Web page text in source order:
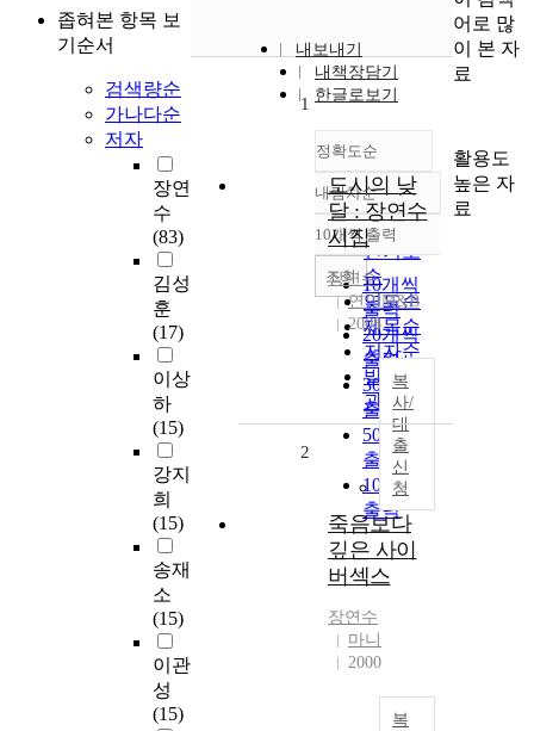
좁혀본 항목 보
기순서
검색량순
가나다순
저자
장연
수
(83)
김성
훈
(17)
이상
하
(15)
강지
희
(15)
송재
소
(15)
이관
성
(15)
내보내기
내책장담기
한글로보기
정확도순
정확도
순
인기도
순
연도순
제목순
저자순
발행기
관순
내림차순
내림차순
10개씩 출력
10개씩
출력
20개씩
출력
30개씩
출력
50개씩
출력
100개씩
출력
조회
1
도시의 낮
달 : 장연수
시집
장연수
연인M&B
2008
복
사/
대
출
신
청
2
죽음보다
깊은 사이
버섹스
장연수
마니
2000
복
어로 많
이 본 자
료
활용도
높은 자
료